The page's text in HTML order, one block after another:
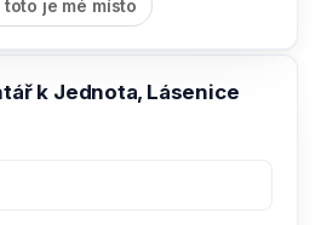
toto je mé místo
k Jednota, Lásenice